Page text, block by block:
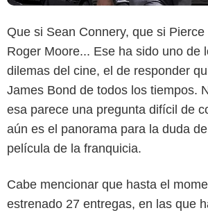
Que si Sean Connery, que si
Roger Moore... Ese ha sido uno de
dilemas del cine, el de responder
James Bond de todos los tiempos.
esa parece una pregunta difícil de
aún es el panorama para la duda
película de la franquicia.
Cabe mencionar que hasta el
estrenado 27 entregas, en las que